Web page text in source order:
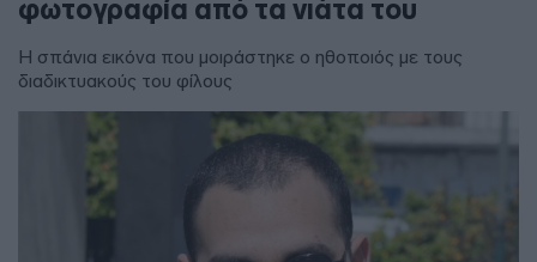
φωτογραφία από τα νιάτα του
Η σπάνια εικόνα που μοιράστηκε ο ηθοποιός με τους
διαδικτυακούς του φίλους